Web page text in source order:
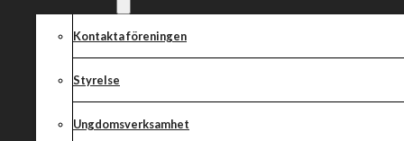
Kontakta föreningen
Styrelse
Ungdomsverksamhet
På tisdag 22 september kommer Rospiggarna på besök
på Hejla Arena. Preliminära laguppställningar nedan.
VÄSTERVIK
Jason Doyle (K)